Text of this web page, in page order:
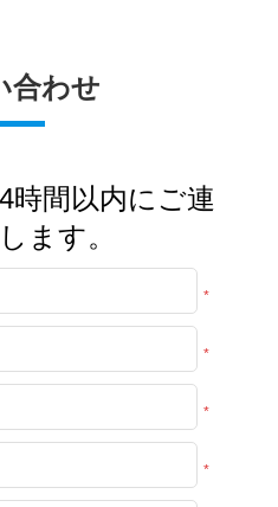
合わせ
時間以内にご連
ます。
*
*
*
*